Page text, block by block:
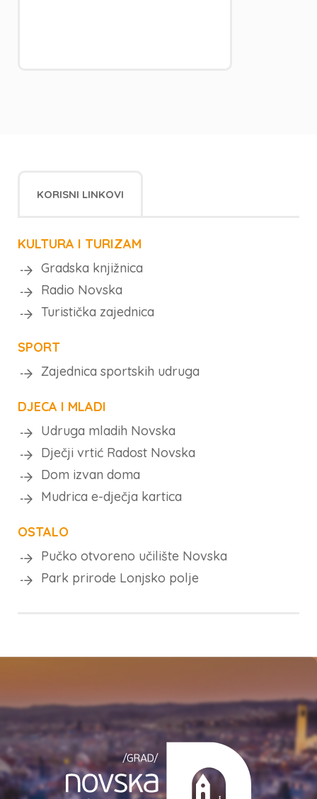
KORISNI LINKOVI
KULTURA I TURIZAM
Gradska knjižnica
Radio Novska
Turistička zajednica
SPORT
Zajednica sportskih udruga
DJECA I MLADI
Udruga mladih Novska
Dječji vrtić Radost Novska
Dom izvan doma
Mudrica e-dječja kartica
OSTALO
Pučko otvoreno učilište Novska
Park prirode Lonjsko polje